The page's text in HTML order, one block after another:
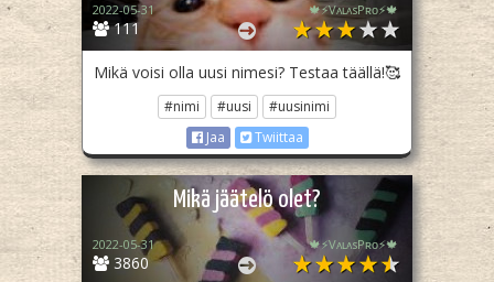
111
2022-05-31 🍁⚡️VᴀʟᴀsPʀᴏ⚡️🍁
Mikä voisi olla uusi nimesi? Testaa täällä!🥰
#nimi #uusi
#uusinimi
Jaa
Twiittaa
Mikä jäätelö olet?
3860
2022-05-31 🍁⚡️VᴀʟᴀsPʀᴏ⚡️🍁